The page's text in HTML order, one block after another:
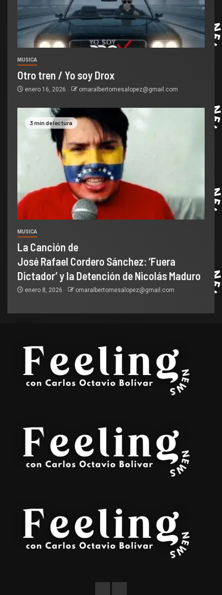
MUSICA
Otro tren / Yo soy Drox
enero 16, 2026 omaralbertomesalopez@gmail.com
3 min de lectura
MUSICA
La Canción de
José Rafael Cordero Sánchez: ‘Fuera
Dictador’ y la Detención de Nicolás Maduro
enero 8, 2026 omaralbertomesalopez@gmail.com